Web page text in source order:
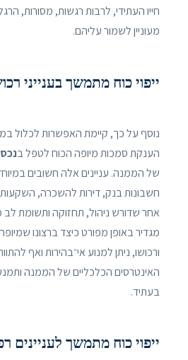
חייו העתידי, לרבות רגשות, מסורות,
מעוניין לשמור עליהם.
ייפוי כוח מתמשך בענייני
נוסף על כך, קיימת האפשרות לכלול
הענקת סמכות מיופה הכוח לטפל ב
של הממנה. עניינים אלה חשובים
חשבונות בנק, דירות להשכרה, השקעות
אחר שדורש ניהול, תחזוקה ותשומת
מגדיר באופן מפורט כיצד ברצונו
ורכושו, ניתן למנוע אי־בהירות ואף
האינטרסים הכלכליים של הממנה
בעתיד.
ייפוי כוח מתמשך לעניינים